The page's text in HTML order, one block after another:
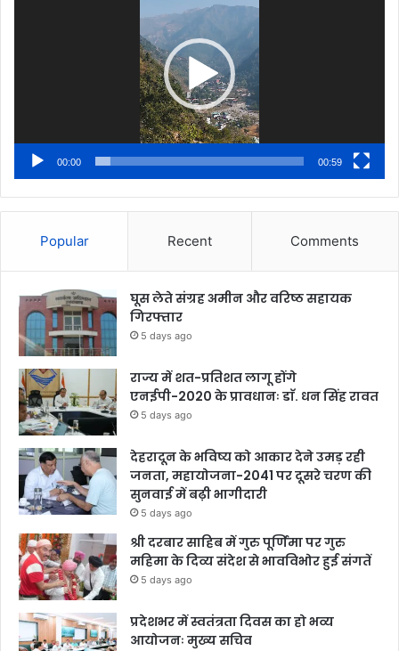
00:00 00:59
Popular Recent Comments
घूस लेते संग्रह अमीन और वरिष्ठ सहायक
गिरफ्तार
5 days ago
राज्य में शत-प्रतिशत लागू होंगे
एनईपी-2020 के प्रावधानः डाॅ. धन सिंह रावत
5 days ago
देहरादून के भविष्य को आकार देने उमड़ रही
जनता, महायोजना-2041 पर दूसरे चरण की
सुनवाई में बढ़ी भागीदारी
5 days ago
श्री दरबार साहिब में गुरु पूर्णिमा पर गुरु
महिमा के दिव्य संदेश से भावविभोर हुई संगतें
5 days ago
प्रदेशभर में स्वतंत्रता दिवस का हो भव्य
आयोजनः मुख्य सचिव